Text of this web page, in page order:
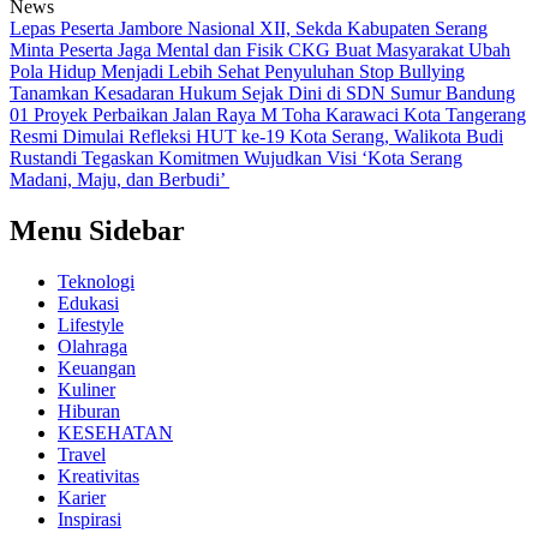
News
Lepas Peserta Jambore Nasional XII, Sekda Kabupaten Serang
Minta Peserta Jaga Mental dan Fisik CKG Buat Masyarakat Ubah
Pola Hidup Menjadi Lebih Sehat Penyuluhan Stop Bullying
Tanamkan Kesadaran Hukum Sejak Dini di SDN Sumur Bandung
01 Proyek Perbaikan Jalan Raya M Toha Karawaci Kota Tangerang
Resmi Dimulai Refleksi HUT ke-19 Kota Serang, Walikota Budi
Rustandi Tegaskan Komitmen Wujudkan Visi ‘Kota Serang
Madani, Maju, dan Berbudi’ ‎
Menu Sidebar
Teknologi
Edukasi
Lifestyle
Olahraga
Keuangan
Kuliner
Hiburan
KESEHATAN
Travel
Kreativitas
Karier
Inspirasi